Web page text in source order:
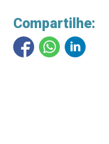
Compartilhe: